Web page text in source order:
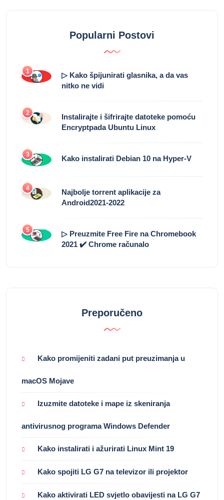
Popularni Postovi
1
▷ Kako špijunirati glasnika, a da vas
nitko ne vidi
2
Instalirajte i šifrirajte datoteke pomoću
Encryptpada Ubuntu Linux
3 Kako instalirati Debian 10 na Hyper-V
4
Najbolje torrent aplikacije za
Android2021-2022
5
▷ Preuzmite Free Fire na Chromebook
2021 ✔️ Chrome računalo
Preporučeno
Kako promijeniti zadani put preuzimanja u
macOS Mojave
Izuzmite datoteke i mape iz skeniranja
antivirusnog programa Windows Defender
Kako instalirati i ažurirati Linux Mint 19
Kako spojiti LG G7 na televizor ili projektor
Kako aktivirati LED svjetlo obavijesti na LG G7